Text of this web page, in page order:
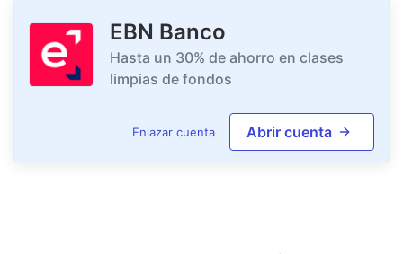
EBN Banco
Hasta un 30% de ahorro en clases
limpias de fondos
Enlazar cuenta Abrir cuenta